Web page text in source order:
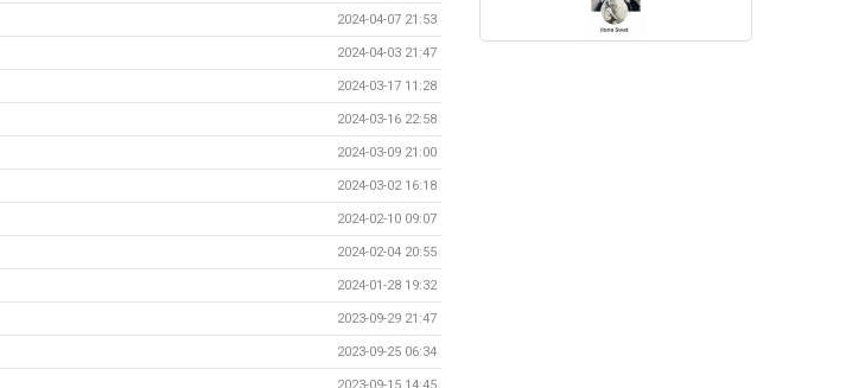
2024-04-07 21:53
2024-04-03 21:47
2024-03-17 11:28
2024-03-16 22:58
2024-03-09 21:00
2024-03-02 16:18
2024-02-10 09:07
2024-02-04 20:55
2024-01-28 19:32
2023-09-29 21:47
2023-09-25 06:34